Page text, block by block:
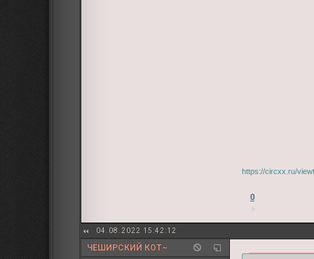
https://circxx.ru/
0
04.08.2022 15:42:12
ЧЕШИРСКИЙ КОТ~